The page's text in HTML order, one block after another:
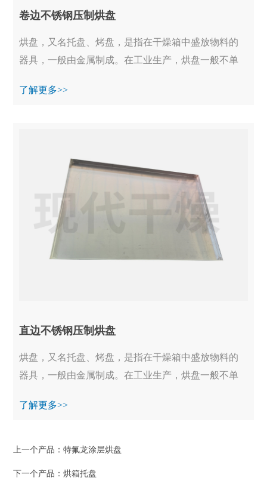
卷边不锈钢压制烘盘
烘盘，又名托盘、烤盘，是指在干燥箱中盛放物料的
器具，一般由金属制成。在工业生产，烘盘一般不单
作...
了解更多>>
直边不锈钢压制烘盘
烘盘，又名托盘、烤盘，是指在干燥箱中盛放物料的
器具，一般由金属制成。在工业生产，烘盘一般不单
物...
了解更多>>
上一个产品：特氟龙涂层烘盘
下一个产品：烘箱托盘